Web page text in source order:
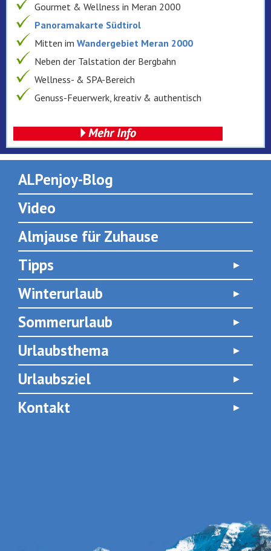
Gourmet & Wellness in Meran 2000
Panoramakarte Südtirol
Mitten im Wandergebiet Meran 2000
Neben der Talstation der Bergbahn
Wellness- & SPA-Bereich
Genuss-Feuerwerk, kreativ & authentisch
ALPenjoy-Blog
Video
Almjause für Zuhause
Tipps
Winterurlaub
Sommerurlaub
Urlaubsthema
Urlaubsziel
Kontakt